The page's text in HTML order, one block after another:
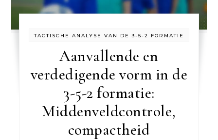
TACTISCHE ANALYSE VAN DE 3-5-2 FORMATIE
Aanvallende en
verdedigende vorm in de
3-5-2 formatie:
Middenveldcontrole,
compactheid